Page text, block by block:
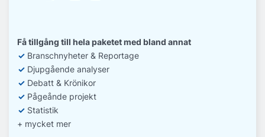
Få tillgång till hela paketet med bland annat
✓ Branschnyheter & Reportage
✓ Djupgående analyser
✓ Debatt & Krönikor
✓ Pågeånde projekt
✓ Statistik
+ mycket mer